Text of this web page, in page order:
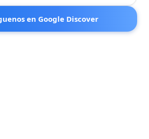
en Google Discover